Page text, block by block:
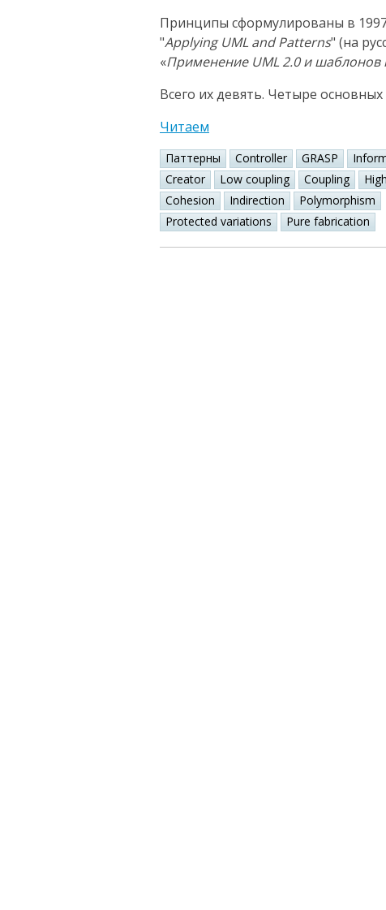
Принципы сформулированы в
"Applying UML and Patterns" (на
«Применение UML 2.0 и шаблонов
Всего их девять. Четыре
Читаем
Паттерны Controller GRASP
Creator
Low coupling Coupling
Cohesion
Indirection
Polymorphism
Protected variations
Pure fabrication